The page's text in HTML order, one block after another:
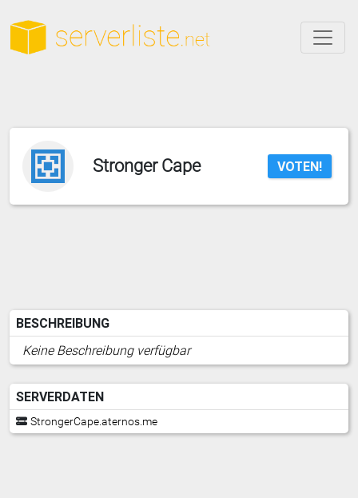
Stronger Cape VOTEN!
BESCHREIBUNG
Keine Beschreibung verfügbar
SERVERDATEN
StrongerCape.aternos.me